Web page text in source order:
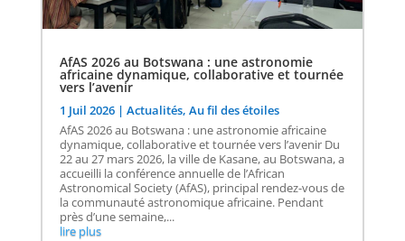
AfAS 2026 au Botswana : une astronomie
africaine dynamique, collaborative et tournée
vers l’avenir
1 Juil 2026| Actualités, Au fil des étoiles
AfAS 2026 au Botswana : une astronomie africaine
dynamique, collaborative et tournée vers l’avenir Du
22 au 27 mars 2026, la ville de Kasane, au Botswana, a
accueilli la conférence annuelle de l’African
Astronomical Society (AfAS), principal rendez-vous de
la communauté astronomique africaine. Pendant
près d’une semaine,...
lire plus